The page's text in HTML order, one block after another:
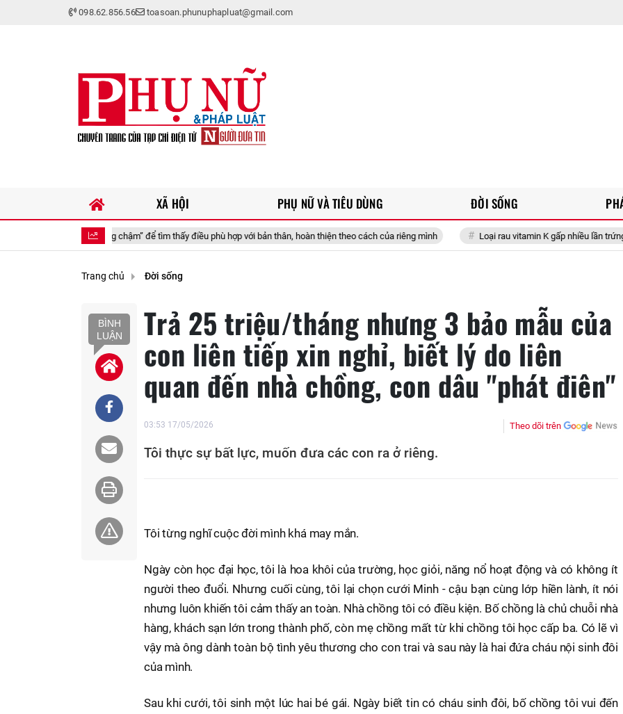
098.62.856.56 toasoan.phunuphapluat@gmail.com
“sống chậm” để tìm thấy điều phù hợp với bản thân, hoàn thiện theo cách của riêng mình Loại rau vitamin K gấp nhiều lần trứng vịt, bổ từ thân
XÃ HỘI PHỤ NỮ VÀ TIÊU DÙNG ĐỜI SỐNG
Trang chủ Đời sống
BÌNH
LUẬN
Trả 25 triệu/tháng nhưng 3 bảo mẫu của
con liên tiếp xin nghỉ, biết lý do liên
quan đến nhà chồng, con dâu "phát điên"
03:53 17/05/2026 Theo dõi trên
Tôi thực sự bất lực, muốn đưa các con ra ở riêng.
Tôi từng nghĩ cuộc đời mình khá may mắn.
Ngày còn học đại học, tôi là hoa khôi của trường, học giỏi, năng nổ hoạt động và có không ít
người theo đuổi. Nhưng cuối cùng, tôi lại chọn cưới Minh - cậu bạn cùng lớp hiền lành, ít nói
nhưng luôn khiến tôi cảm thấy an toàn. Nhà chồng tôi có điều kiện. Bố chồng là chủ chuỗi nhà
hàng, khách sạn lớn trong thành phố, còn mẹ chồng mất từ khi chồng tôi học cấp ba. Có lẽ vì
vậy mà ông dành toàn bộ tình yêu thương cho con trai và sau này là hai đứa cháu nội sinh đôi
của mình.
Sau khi cưới, tôi sinh một lúc hai bé gái. Ngày biết tin có cháu sinh đôi, bố chồng tôi vui đến